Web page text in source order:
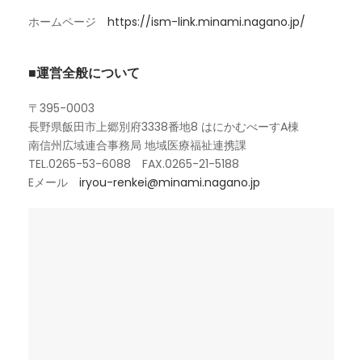
ホームページ https://ism-link.minami.nagano.jp/
■運営全般について
〒395-0003
長野県飯田市上郷別府3338番地8 はにかむべーすA棟
南信州広域連合事務局 地域医療福祉連携課
TEL.0265-53-6088 FAX.0265-21-5188
Eメール iryou-renkei@minami.nagano.jp